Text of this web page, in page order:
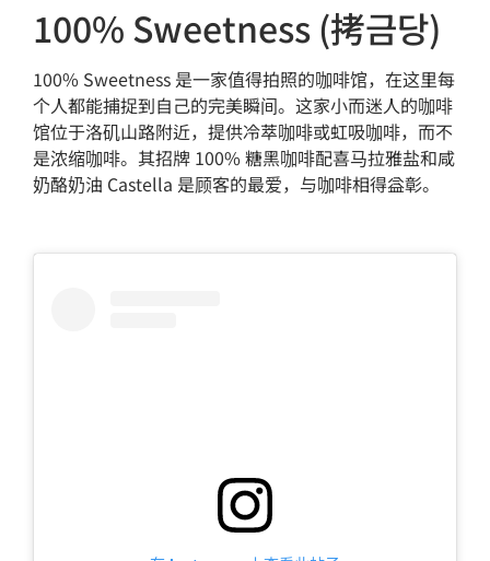
100% Sweetness (拷금당)
100% Sweetness 是一家值得拍照的咖啡馆，在这里每
个人都能捕捉到自己的完美瞬间。这家小而迷人的咖啡
馆位于洛矶山路附近，提供冷萃咖啡或虹吸咖啡，而不
是浓缩咖啡。其招牌 100% 糖黑咖啡配喜马拉雅盐和咸
奶酪奶油 Castella 是顾客的最爱，与咖啡相得益彰。